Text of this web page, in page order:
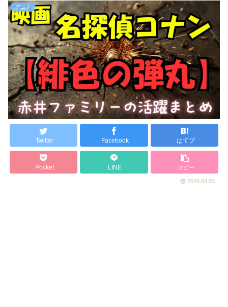
アニメ
Twitter Facebook はてブ
Pocket LINE コピー
2026.04.03